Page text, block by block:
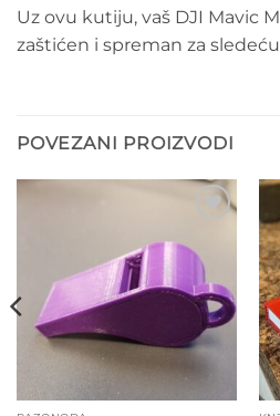
Uz ovu kutiju, vaš DJI Mavic
zaštićen i spreman za
POVEZANI PROIZVODI
wishlist